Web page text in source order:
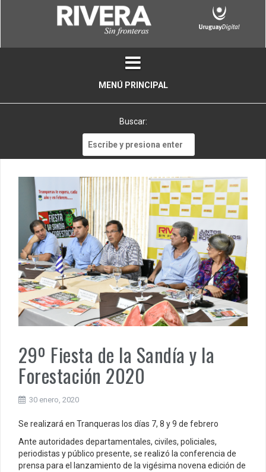
MENÚ PRINCIPAL
Buscar:
29º Fiesta de la Sandía y la
Forestación 2020
30 enero, 2020
Se realizará en Tranqueras los días 7, 8 y 9 de febrero
Ante autoridades departamentales, civiles, policiales,
periodistas y público presente, se realizó la conferencia de
prensa para el lanzamiento de la vigésima novena edición de